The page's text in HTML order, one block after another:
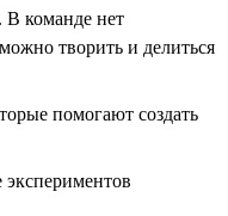
. В команде нет
творить и делиться
помогают создать